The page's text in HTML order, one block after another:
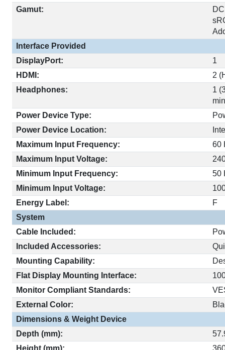
Gamut:
Interface Provided
DisplayPort:
1
HDMI:
2
Headphones:
1
Power Device Type:
Power Device Location:
Maximum Input Frequency:
60
Maximum Input Voltage:
Minimum Input Frequency:
50
Minimum Input Voltage:
Energy Label:
F
System
Cable Included:
Included Accessories:
Mounting Capability:
Flat Display Mounting Interface:
Monitor Compliant Standards:
External Color:
Dimensions & Weight Device
Depth (mm):